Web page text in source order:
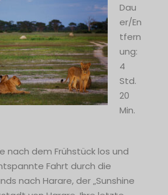
Dau
er/En
tfern
ung:
4
Std.
20
Min.
nach dem Frühstück los und
Fahrt durch die
nach Harare, der „Sunshine